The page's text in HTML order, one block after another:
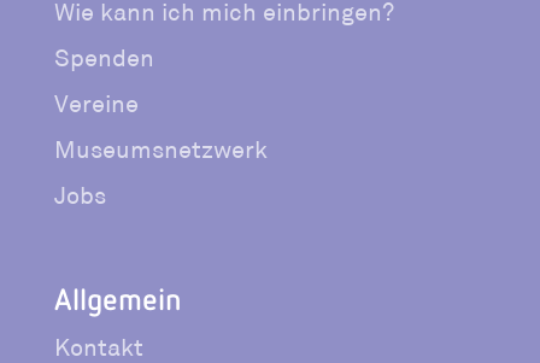
Wie kann ich mich einbringen?
Spenden
Vereine
Museumsnetzwerk
Jobs
Allgemein
Kontakt